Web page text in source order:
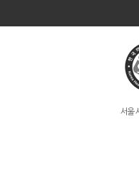
서울